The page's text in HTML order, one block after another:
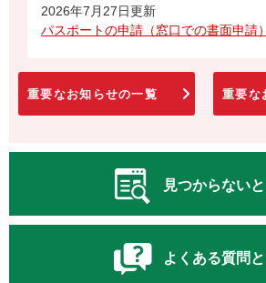
2026年7月27日更新
パスポートの申請（窓口での書面申請）
重要なお知らせの一覧 重要な
見つからない
よくある質問